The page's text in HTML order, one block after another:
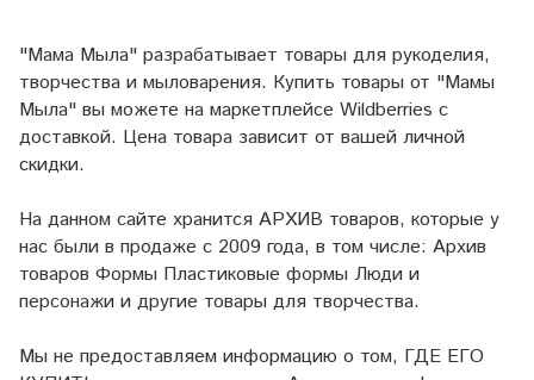
"Мама Мыла" разрабатывает товары для рукоделия,
творчества и мыловарения. Купить товары от "Мамы
Мыла" вы можете на маркетплейсе Wildberries с
доставкой. Цена товара зависит от вашей личной
скидки.
На данном сайте хранится АРХИВ товаров, которые у
нас были в продаже с 2009 года, в том числе: Архив
товаров Формы Пластиковые формы Люди и
персонажи и другие товары для творчества.
Мы не предоставляем информацию о том, ГДЕ ЕГО